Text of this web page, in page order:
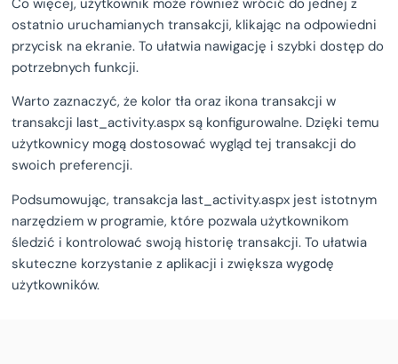
ostatnio uruchamianych transakcji, klikając na odpowiedni
przycisk na ekranie. To ułatwia nawigację i szybki dostęp do
potrzebnych funkcji.
Warto zaznaczyć, że kolor tła oraz ikona transakcji w
transakcji last_activity.aspx są konfigurowalne. Dzięki temu
użytkownicy mogą dostosować wygląd tej transakcji do
swoich preferencji.
Podsumowując, transakcja last_activity.aspx jest istotnym
narzędziem w programie, które pozwala użytkownikom
śledzić i kontrolować swoją historię transakcji. To ułatwia
skuteczne korzystanie z aplikacji i zwiększa wygodę
użytkowników.